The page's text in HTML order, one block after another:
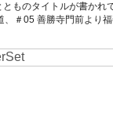
ものタイトルが書かれ
＃05 善勝寺門前より